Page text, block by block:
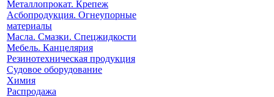
Металлопрокат. Крепеж
Асбопродукция. Огнеупорные
материалы
Масла. Смазки. Спецжидкости
Мебель. Канцелярия
Резинотехническая продукция
Судовое оборудование
Химия
Распродажа